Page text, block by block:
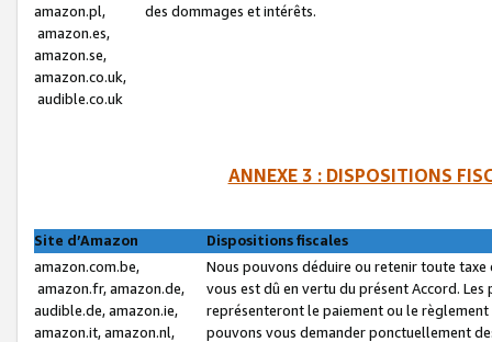
amazon.pl,
amazon.es,
amazon.se,
amazon.co.uk,
audible.co.uk
des dommages et intérêts.
ANNEXE 3 : DISPOSITIONS
Site d’Amazon
Dispositions fiscales
amazon.com.be,
amazon.fr, amazon.de,
audible.de, amazon.ie,
amazon.it, amazon.nl,
Nous pouvons déduire ou retenir toute
vous est dû en vertu du présent Accord.
représenteront le paiement ou le
pouvons vous demander ponctuellement